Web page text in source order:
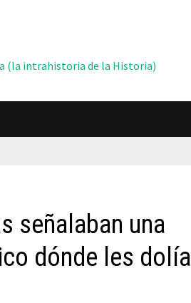
(la intrahistoria de la Historia)
señalaban una
dónde les dolía